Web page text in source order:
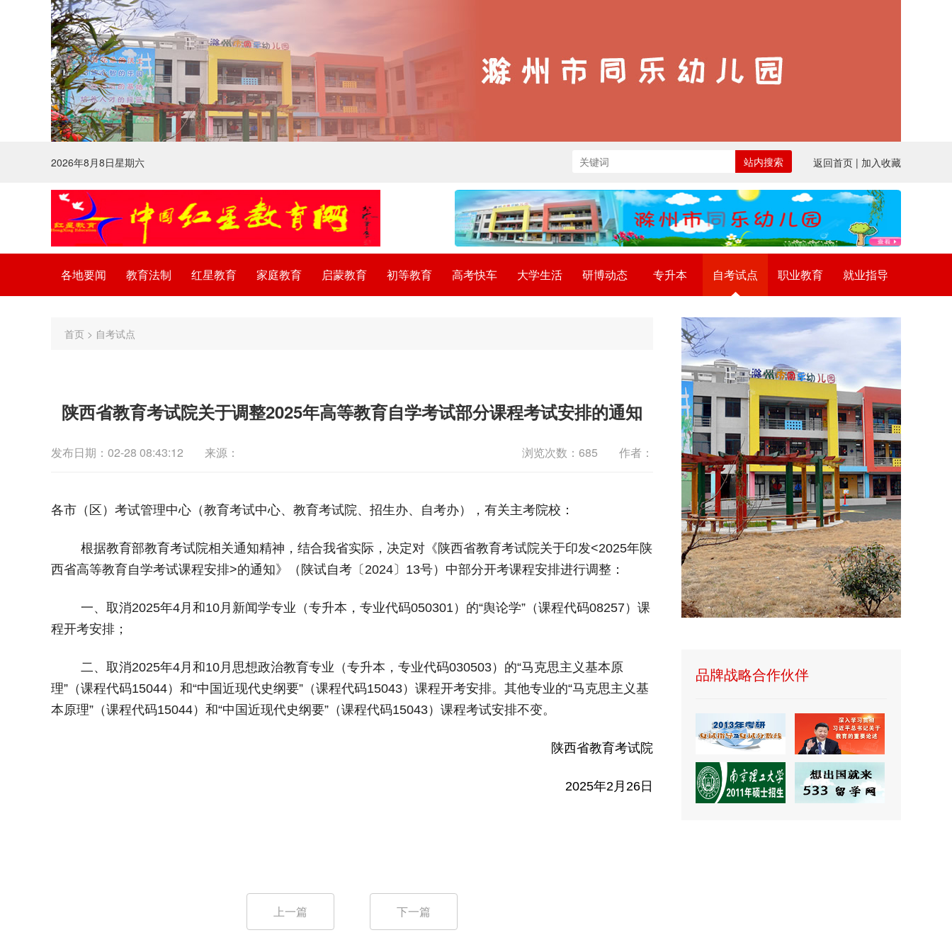
2026年8月8日星期六 站内搜索 返回首页 | 加入收藏
各地要闻 教育法制 红星教育 家庭教育 启蒙教育 初等教育 高考快车 大学生活 研博动态 专升本 自考试点 职业教育 就业指导
首页 > 自考试点
陕西省教育考试院关于调整2025年高等教育自学考试部分课程考试安排的通知
发布日期：02-28 08:43:12 来源： 浏览次数： 685 作者：
各市（区）考试管理中心（教育考试中心、教育考试院、招生办、自考办） ， 有关主考院校 ：
根据教育部教育考试院相关通知精神，结合我省实际，决定对《陕西省教育考试院关于印发<2025年陕
西省高等教育自学考试课程安排>的通知》（陕试自考〔 2024 〕 13号）中部分开考课程安排进行调整 ：
一、 取消2025年4月和10月新闻学专业（专升本，专业代码050301） 的“舆论学” （课程代码08257） 课
程开考安排 ；
二、 取消2025年4月和10月思想政治教育专业（专升本，专业代码030503）的“马克思主义基本原
理” （课程代码15044）和“中国近现代史纲要” （课程代码15043）课程开考安排。其他专业的“马克思主义基
本原理” （课程代码15044）和“中国近现代史纲要” （课程代码15043）课程考试安排不变。
陕西省教育考试院
2025年2月 26 日
上一篇 下一篇
品牌战略合作伙伴